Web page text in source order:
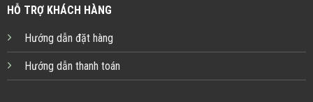
HỖ TRỢ KHÁCH HÀNG
Hướng dẫn đặt hàng
Hướng dẫn thanh toán